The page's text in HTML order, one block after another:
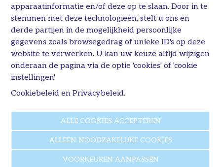
apparaatinformatie en/of deze op te slaan. Door in te
stemmen met deze technologieën, stelt u ons en
derde partijen in de mogelijkheid persoonlijke
gegevens zoals browsegedrag of unieke ID's op deze
website te verwerken. U kan uw keuze altijd wijzigen
onderaan de pagina via de optie 'cookies' of 'cookie
instellingen'.
Cookiebeleid enPrivacybeleid.
ALLE COOKIES ACCEPTEREN
ALLEEN NOODZAKELIJKE COOKIES
VOORKEUREN AANPASSEN
55% Verkocht